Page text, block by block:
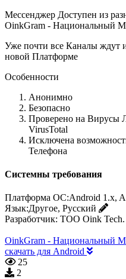
Мессенджер Доступен из
OinkGram - Национальный
Уже почти все Каналы ждут
новой Платформе
Особенности
Анонимно
Безопасно
Проверено на Вирусы
VirusTotal
Исключена
Телефона
Системны требования
Платформа ОС:Android 1.x,
Язык:Другое, Русский
Разработчик: TOO Oink
OinkGram - Национальный
скачать для Android
25
2